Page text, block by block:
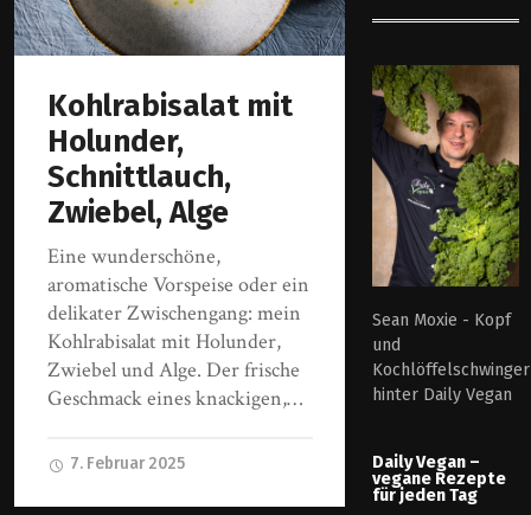
Kohlrabisalat mit
Holunder,
Schnittlauch,
Zwiebel, Alge
Eine wunderschöne,
aromatische Vorspeise oder ein
delikater Zwischengang: mein
Kohlrabisalat mit Holunder,
Zwiebel und Alge. Der frische
Geschmack eines knackigen,…
7. Februar 2025
Sean Moxie - Kopf
und
Kochlöffelschwinger
hinter Daily Vegan
Daily Vegan –
vegane Rezepte
für jeden Tag